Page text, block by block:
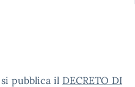
pubblica il DECRETO DI